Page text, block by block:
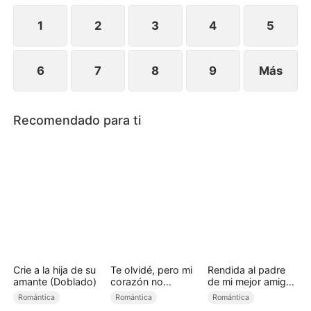
arrepentirse de haberla perdido, Naomi ya ha
seguido adelante con alguien más.
1 2 3 4 5
6 7 8 9 Más
Recomendado para ti
Crie a la hija de su
amante (Doblado)
Romántica
Te olvidé, pero mi
corazón no
(Doblado)
Romántica
Rendida al padre
de mi mejor amiga
(Doblado)
Romántica